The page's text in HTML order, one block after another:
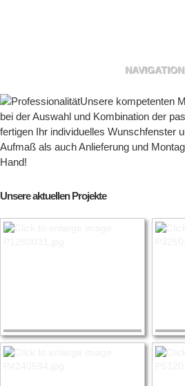
NAVIGATION
Unsere aktuellen Projekte